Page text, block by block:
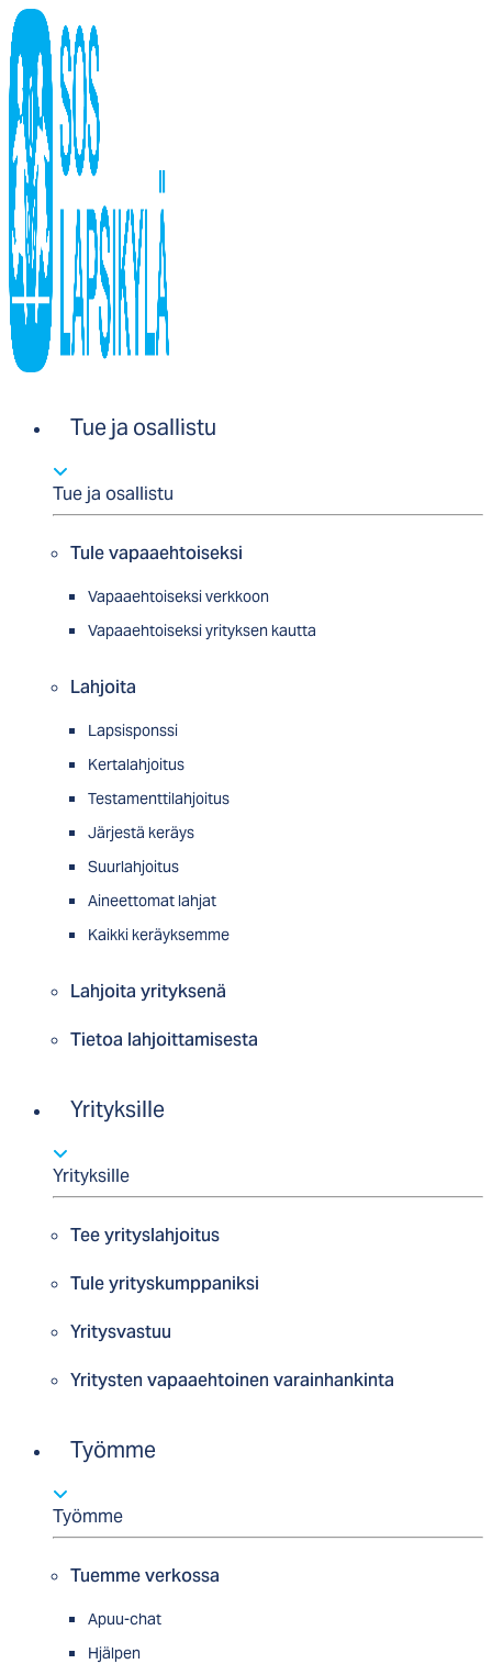
Tue ja osallistu
Tue ja osallistu
Tule vapaaehtoiseksi
Vapaaehtoiseksi verkkoon
Vapaaehtoiseksi yrityksen kautta
Lahjoita
Lapsisponssi
Kertalahjoitus
Testamenttilahjoitus
Järjestä keräys
Suurlahjoitus
Aineettomat lahjat
Kaikki keräyksemme
Lahjoita yrityksenä
Tietoa lahjoittamisesta
Yrityksille
Yrityksille
Tee yrityslahjoitus
Tule yrityskumppaniksi
Yritysvastuu
Yritysten vapaaehtoinen varainhankinta
Työmme
Työmme
Tuemme verkossa
Apuu-chat
Hjälpen